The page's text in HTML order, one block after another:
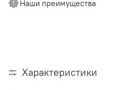
Наши преимущества
Характеристики